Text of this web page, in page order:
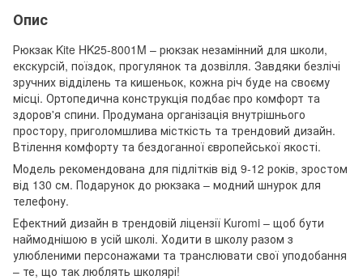
Опис
Рюкзак Kite HK25-8001M – рюкзак незамінний для школи,
екскурсій, поїздок, прогулянок та дозвілля. Завдяки безлічі
зручних відділень та кишеньок, кожна річ буде на своєму
місці. Ортопедична конструкція подбає про комфорт та
здоров'я спини. Продумана організація внутрішнього
простору, приголомшлива місткість та трендовий дизайн.
Втілення комфорту та бездоганної європейської якості.
Модель рекомендована для підлітків від 9-12 років, зростом
від 130 см. Подарунок до рюкзака – модний шнурок для
телефону.
Ефектний дизайн в трендовій ліцензії Kuromi – щоб бути
наймоднішою в усій школі. Ходити в школу разом з
улюбленими персонажами та транслювати свої уподобання
– те, що так люблять школярі!